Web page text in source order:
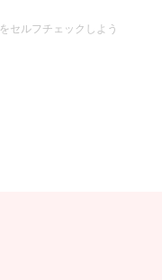
セルフチェックしよう